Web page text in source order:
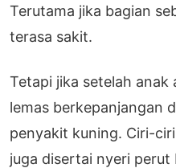
Terutama jika bagian
terasa sakit.
Tetapi jika setelah anak
lemas berkepanjangan
penyakit kuning. Ciri-
juga disertai nyeri